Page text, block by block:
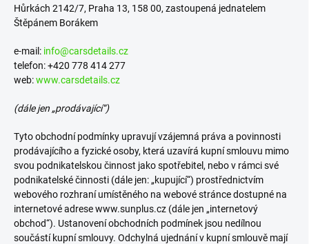
Hůrkách 2142/7, Praha 13, 158 00, zastoupená jednatelem
Štěpánem Borákem
e-mail: info@carsdetails.cz
telefon: +420 778 414 277
web:www.carsdetails.cz
(dále jen „prodávající“)
Tyto obchodní podmínky upravují vzájemná práva a povinnosti
prodávajícího a fyzické osoby, která uzavírá kupní smlouvu mimo
svou podnikatelskou činnost jako spotřebitel, nebo v rámci své
podnikatelské činnosti (dále jen: „kupující“) prostřednictvím
webového rozhraní umístěného na webové stránce dostupné na
internetové adrese www.sunplus.cz (dále jen „internetový
obchod“). Ustanovení obchodních podmínek jsou nedílnou
součástí kupní smlouvy. Odchylná ujednání v kupní smlouvě mají